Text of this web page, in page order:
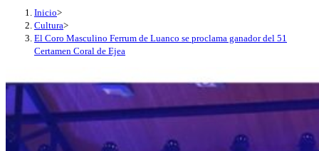
Inicio>
Cultura>
El Coro Masculino Ferrum de Luanco se proclama ganador del 51
Certamen Coral de Ejea